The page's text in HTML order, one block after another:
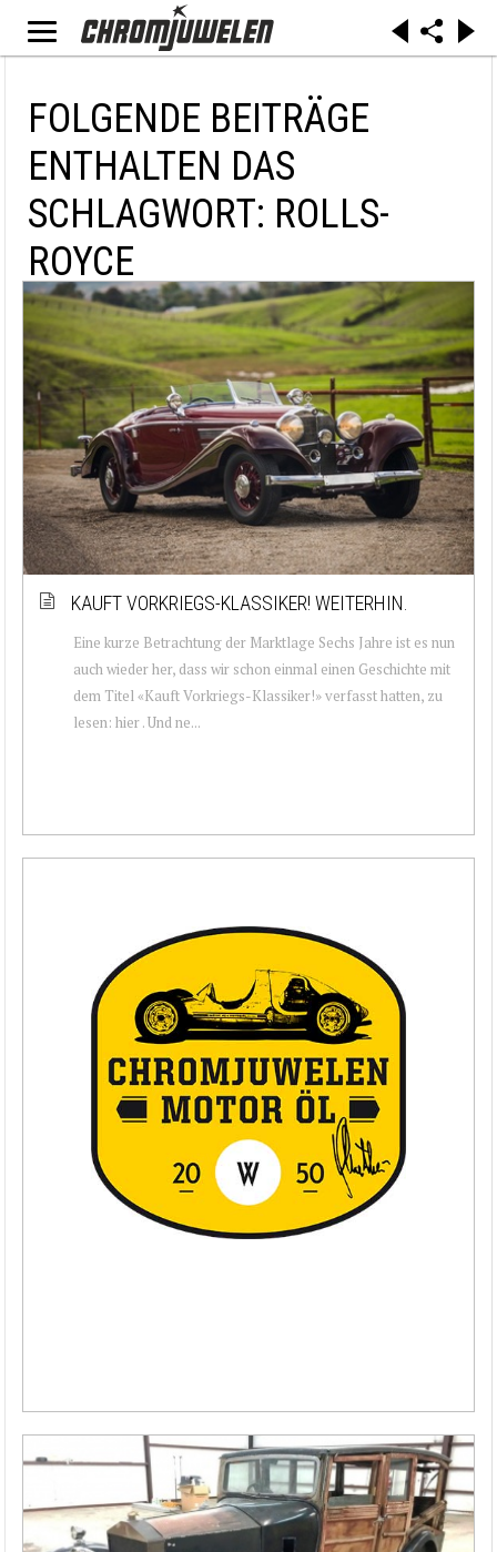
FOLGENDE BEITRÄGE
ENTHALTEN DAS
SCHLAGWORT: ROLLS-
ROYCE
KAUFT VORKRIEGS-KLASSIKER! WEITERHIN.
Eine kurze Betrachtung der Marktlage Sechs Jahre ist es nun
auch wieder her, dass wir schon einmal einen Geschichte mit
dem Titel «Kauft Vorkriegs-Klassiker!» verfasst hatten, zu
lesen: hier . Und ne...